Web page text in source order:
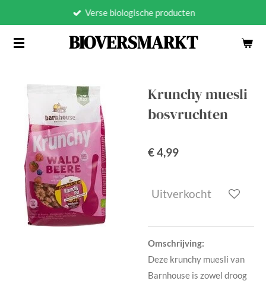
naar
BIOVERSMARKT
Verse biologische producten
Krunchy muesli
bosvruchten
€ 4,99
Uitverkocht
Omschrijving:
Deze krunchy muesli van
Barnhouse is zowel droog